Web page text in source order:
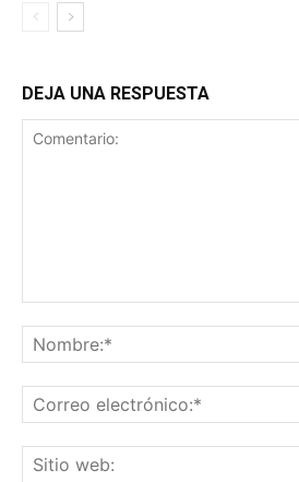
DEJA UNA RESPUESTA